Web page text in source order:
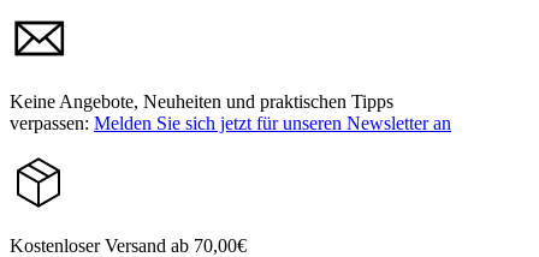
Keine Angebote, Neuheiten und praktischen Tipps
verpassen: Melden Sie sich jetzt für unseren Newsletter an
Kostenloser Versand ab 70,00€